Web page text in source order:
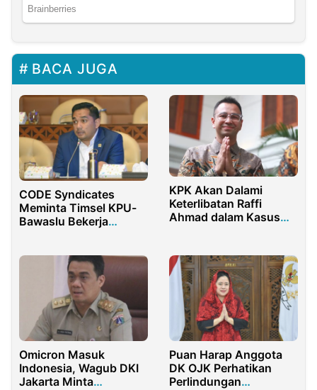
BACA JUGA
CODE Syndicates
Meminta Timsel KPU-
Bawaslu Bekerja
KPK Akan Dalami
Keterlibatan Raffi
Ahmad dalam Kasus
Omicron Masuk
Indonesia, Wagub DKI
Jakarta Minta
Puan Harap Anggota
DK OJK Perhatikan
Perlindungan